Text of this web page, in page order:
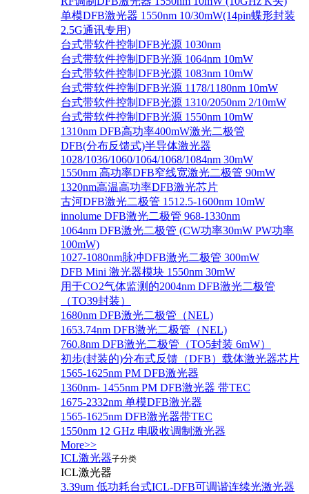
单模DFB激光器 1550nm 10/30mW(14pin蝶形封装
2.5G通讯专用)
台式带软件控制DFB光源 1030nm
台式带软件控制DFB光源 1064nm 10mW
台式带软件控制DFB光源 1083nm 10mW
台式带软件控制DFB光源 1178/1180nm 10mW
台式带软件控制DFB光源 1310/2050nm 2/10mW
台式带软件控制DFB光源 1550nm 10mW
1310nm DFB高功率400mW激光二极管
DFB(分布反馈式)半导体激光器
1028/1036/1060/1064/1068/1084nm 30mW
1550nm 高功率DFB窄线宽激光二极管 90mW
1320nm高温高功率DFB激光芯片
古河DFB激光二极管 1512.5-1600nm 10mW
innolume DFB激光二极管 968-1330nm
1064nm DFB激光二极管 (CW功率30mW PW功率
100mW)
1027-1080nm脉冲DFB激光二极管 300mW
DFB Mini 激光器模块 1550nm 30mW
用于CO2气体监测的2004nm DFB激光二极管
（TO39封装）
1680nm DFB激光二极管（NEL)
1653.74nm DFB激光二极管（NEL)
760.8nm DFB激光二极管（TO5封装 6mW）
初步(封装的)分布式反馈（DFB）载体激光器芯片
1565-1625nm PM DFB激光器
1360nm- 1455nm PM DFB激光器 带TEC
1675-2332nm 单模DFB激光器
1565-1625nm DFB激光器带TEC
1550nm 12 GHz 电吸收调制激光器
More>>
ICL激光器子分类
ICL激光器
3.39um 低功耗台式ICL-DFB可调谐连续光激光器